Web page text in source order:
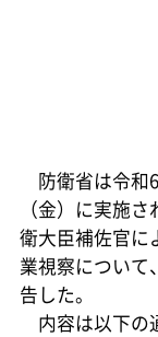
防衛省は令和
（金）に実施
衛大臣補佐官に
業視察について
告した。
内容は以下の